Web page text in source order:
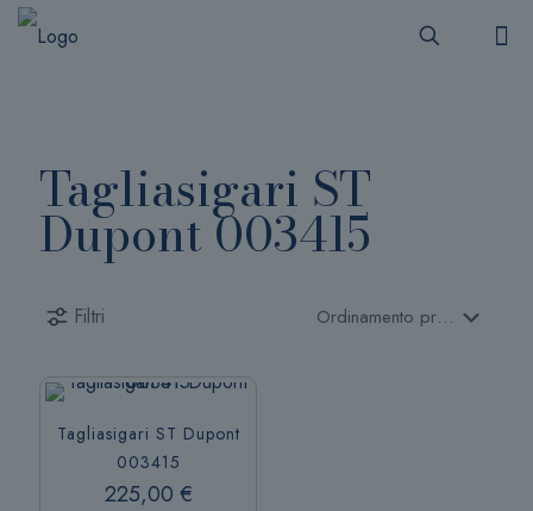
Tagliasigari ST
Dupont 003415
Filtri
Tagliasigari ST Dupont
003415
225,00 €